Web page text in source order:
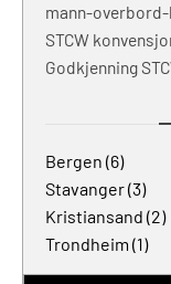
mann-
STCW
Godkjenning
Bergen (6)
Stavanger (3)
Kristiansand (2)
Trondheim (1)